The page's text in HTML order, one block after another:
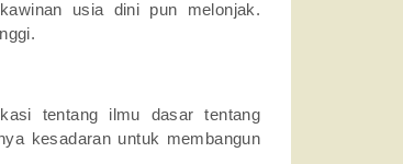
usia dini pun melonjak.
tentang ilmu dasar tentang
kesadaran untuk membangun